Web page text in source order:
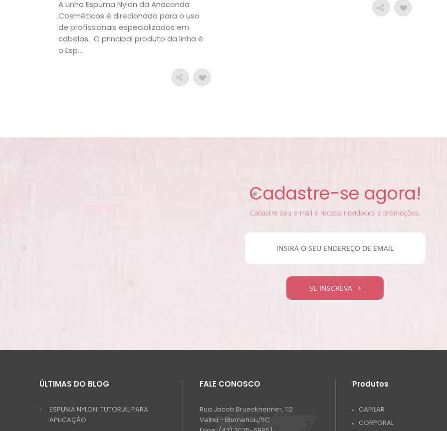
A Linha Espuma Nylon da Anaconda
Cosméticos é direcionada para o uso
de profissionais especializados em
cabelos. O principal produto da linha é
o Esp...
Cadastre-se agora!
Cadastre seu e-mail e receba novidades e promoções.
SE INSCREVA
ÚLTIMAS DO BLOG
ESPUMA NYLON: TUTORIAL PARA
APLICAÇÃO
FALE CONOSCO
Rua Jacob Brueckheimer, 112
Velha - Blumenau/SC
Produtos
CAPILAR
CORPORAL